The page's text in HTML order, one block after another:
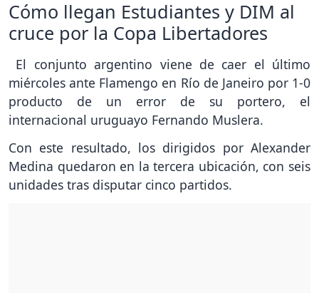
Cómo llegan Estudiantes y DIM al
cruce por la Copa Libertadores
El conjunto argentino viene de caer el último
miércoles ante Flamengo en Río de Janeiro por 1-0
producto de un error de su portero, el
internacional uruguayo Fernando Muslera.
Con este resultado, los dirigidos por Alexander
Medina quedaron en la tercera ubicación, con seis
unidades tras disputar cinco partidos.